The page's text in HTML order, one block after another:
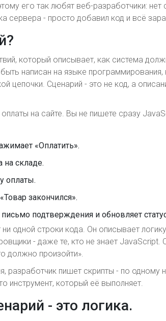
его так любят веб-разработчики:
сервера - просто добавил код и всё
который описывает, как система
написан на языке программирования,
цепочки. Сценарий - это не код, а
на сайте. Вы не пишете сразу
«Оплатить».
на складе.
оплаты.
закончился».
подтверждения и обновляет
одной строки кода. Он описывает
- даже те, кто не знает JavaScript.
должно произойти».
разработчик пишет скрипты - по одному
инструмент, который её выполняет.
- это логика.